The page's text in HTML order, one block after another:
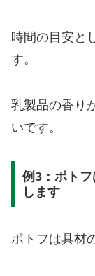
時間の目安と
す。
乳製品の香り
いです。
例3：ポト
します
ポトフは具材